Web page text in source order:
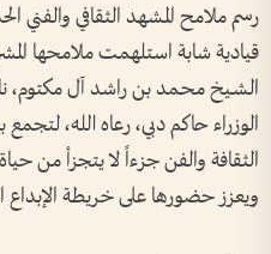
رسم ملامح المشهد الثقافي والفني
قيادية شابة استلهمت ملامحها
الشـيخ محـمد بن راشد آل
الوزراء حاكم دبي، رعاه الله،
الثقافة والفن جزءاً لا يتجزأ من
ويعزز حضورها على خريطة الإبداع